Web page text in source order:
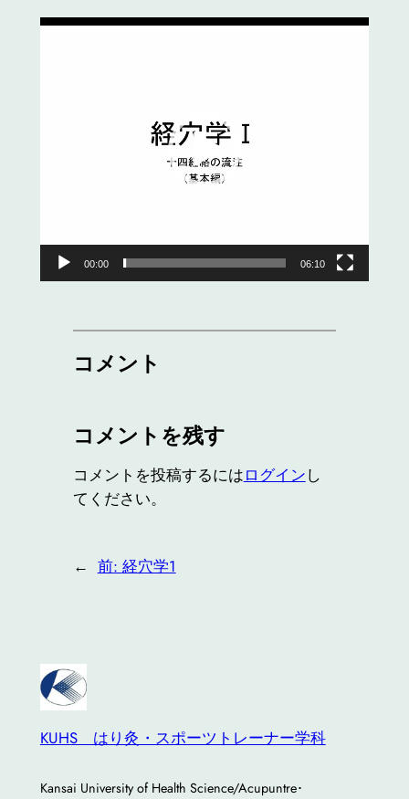
動
00:00 06:10
コメント
コメントを残す
コメントを投稿するにはログインし
てください。
← 前: 経穴学1
KUHS はり灸・スポーツトレーナー学科
Kansai University of Health Science/Acupuntre･